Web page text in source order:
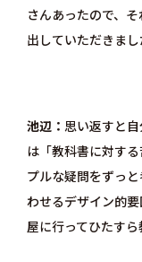
さんあったので、
出していただきまし
池辺
思い返すと
は「教科書に対す
プルな疑問をずっ
わせるデザイン的
屋に行ってひたすら